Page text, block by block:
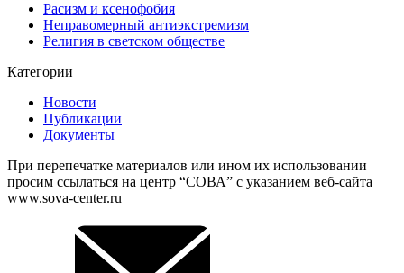
Расизм и ксенофобия
Неправомерный антиэкстремизм
Религия в светском обществе
Категории
Новости
Публикации
Документы
При перепечатке материалов или ином их использовании
просим ссылаться на центр “СОВА” с указанием веб-сайта
www.sova-center.ru